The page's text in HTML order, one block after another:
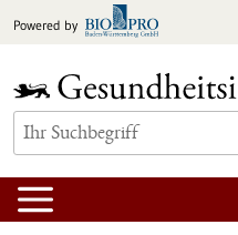
Inhalt
Powered by